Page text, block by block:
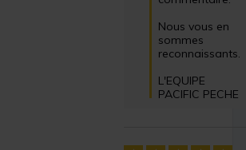
Nous vous en
sommes
reconnaissants.
L'EQUIPE
PACIFIC PECHE